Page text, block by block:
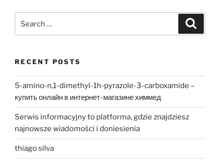
for:
RECENT POSTS
5-amino-n,1-dimethyl-1h-pyrazole-3-carboxamide –
купить онлайн в интернет-магазине химмед
Serwis informacyjny to platforma, gdzie znajdziesz
najnowsze wiadomości i doniesienia
thiago silva